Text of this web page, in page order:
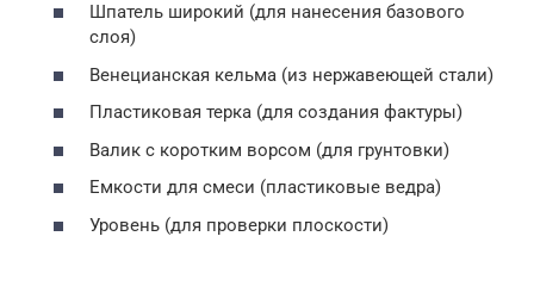
Шпатель широкий (для нанесения базового
слоя)
Венецианская кельма (из нержавеющей стали)
Пластиковая терка (для создания фактуры)
Валик с коротким ворсом (для грунтовки)
Емкости для смеси (пластиковые ведра)
Уровень (для проверки плоскости)